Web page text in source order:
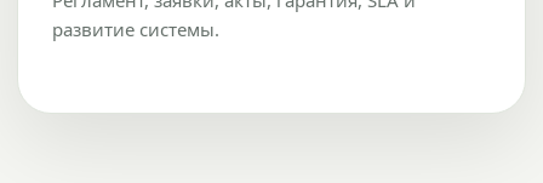
развитие системы.